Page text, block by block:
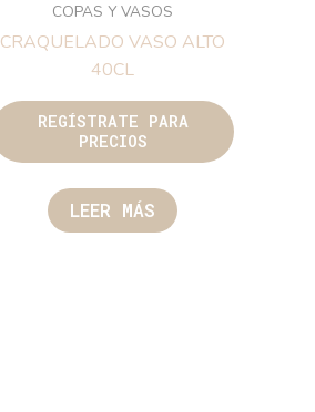
COPAS Y VASOS
CRAQUELADO VASO ALTO
40CL
REGÍSTRATE PARA
PRECIOS
LEER MÁS